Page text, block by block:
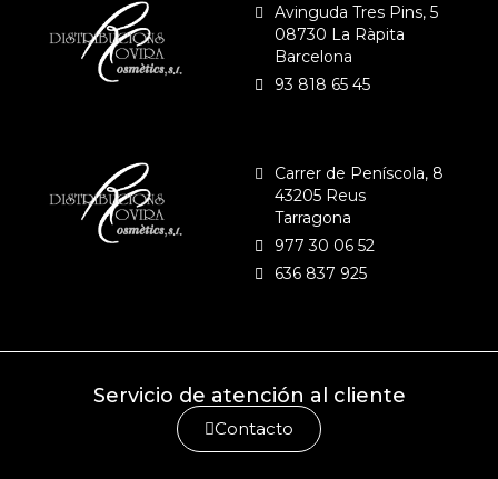
Avinguda Tres Pins, 5
08730 La Ràpita
Barcelona
93 818 65 45
Carrer de Peníscola, 8
43205 Reus
Tarragona
977 30 06 52
636 837 925
Servicio de atención al cliente
Contacto